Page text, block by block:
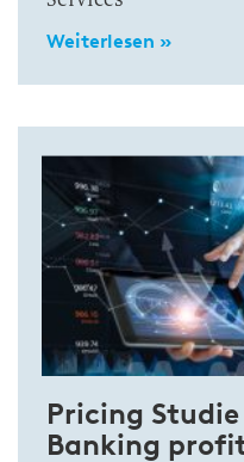
Weiterlesen »
Pricing
Banking